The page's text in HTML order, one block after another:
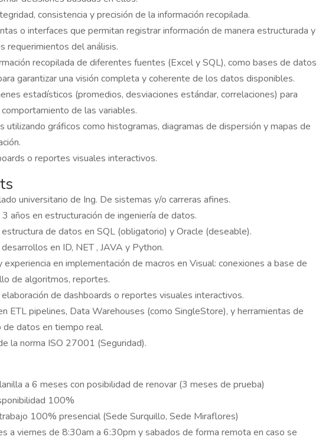
consistencia y precisión de la información recopilada.
o interfaces que permitan registrar información de manera estructurada y
requerimientos del análisis.
recopilada de diferentes fuentes (Excel y SQL), como bases de datos
garantizar una visión completa y coherente de los datos disponibles.
estadísticos (promedios, desviaciones estándar, correlaciones) para
de las variables.
utilizando gráficos como histogramas, diagramas de dispersión y mapas de
o reportes visuales interactivos.
universitario de Ing. De sistemas y/o carreras afines.
años en estructuración de ingeniería de datos.
estructura de datos en SQL (obligatorio) y Oracle (deseable).
en ID, NET , JAVA y Python.
experiencia en implementación de macros en Visual: conexiones a base de
de algoritmos, reportes.
elaboración de dashboards o reportes visuales interactivos.
ETL pipelines, Data Warehouses (como SingleStore), y herramientas de
datos en tiempo real.
la norma ISO 27001 (Seguridad).
a 6 meses con posibilidad de renovar (3 meses de prueba)
100%
100% presencial (Sede Surquillo, Sede Miraflores)
a viernes de 8:30am a 6:30pm y sabados de forma remota en caso se